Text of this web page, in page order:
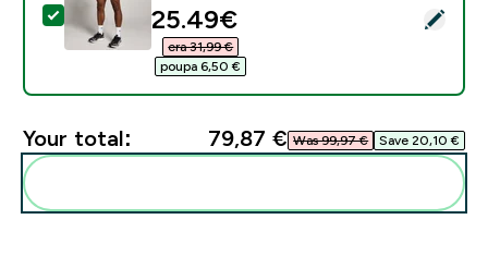
Select this product - Calções Tecidos de Treino 5"
discounted price
25.49€‎
era 31,99 €‎
poupa 6,50 €‎
Your total: 79,87 €‎ Was 99,97 €‎ Save 20,10 €‎